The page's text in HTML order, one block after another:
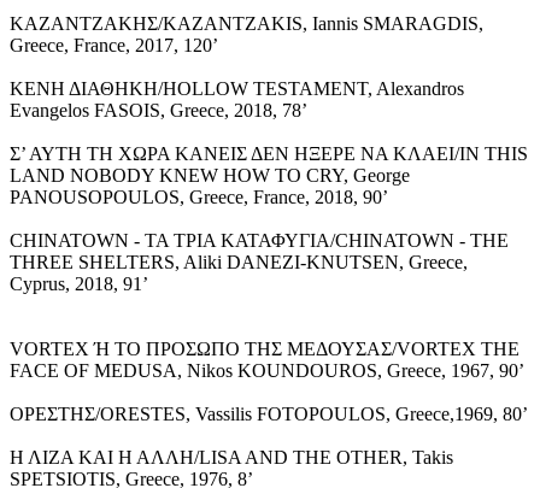
ΚΑΖΑΝΤΖΑΚΗΣ/KAZANTZAKIS, Ιannis SMARAGDIS,
Greece, France, 2017, 120’
ΚΕΝΗ ΔΙΑΘΗΚΗ/HOLLOW TESTAMENT, Alexandros
Evangelos FASOIS, Greece, 2018, 78’
Σ’ ΑΥΤΗ ΤΗ ΧΩΡΑ ΚΑΝΕΙΣ ΔΕΝ ΗΞΕΡΕ ΝΑ ΚΛΑΕΙ/IN THIS
LAND NOBODY KNEW HOW TO CRY, George
PANOUSOPOULOS, Greece, France, 2018, 90’
CHINATOWN - ΤΑ ΤΡΙΑ ΚΑΤΑΦΥΓΙΑ/CHINATOWN - THE
THREE SHELTERS, Aliki DANEZI-KNUTSEN, Greece,
Cyprus, 2018, 91’
VORTEX Ή ΤΟ ΠΡΟΣΩΠΟ ΤΗΣ ΜΕΔΟΥΣΑΣ/VORTEX THE
FACE OF MEDUSA, Nikos KOUNDOUROS, Greece, 1967, 90’
ΟΡΕΣΤΗΣ/ORESTΕS, Vassilis FOTOPOULOS, Greece,1969, 80’
Η ΛΙΖΑ ΚΑΙ Η ΑΛΛΗ/LISA AND THE OTHER, Takis
SPETSIOTIS, Greece, 1976, 8’